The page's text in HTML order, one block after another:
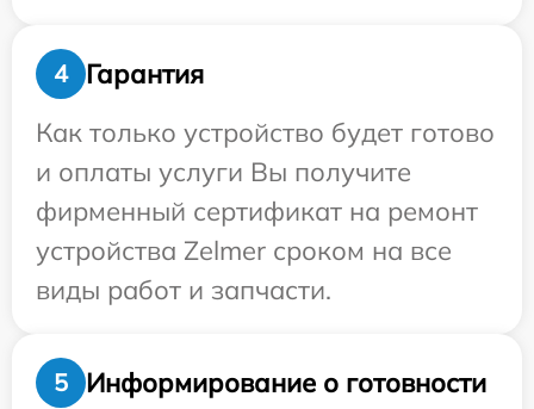
4
Гарантия
Как только устройство будет готово
и оплаты услуги Вы получите
фирменный сертификат на ремонт
устройства Zelmer сроком на все
виды работ и запчасти.
5
Информирование о готовности